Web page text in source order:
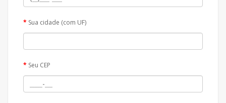
Sua cidade (com UF)
Seu CEP